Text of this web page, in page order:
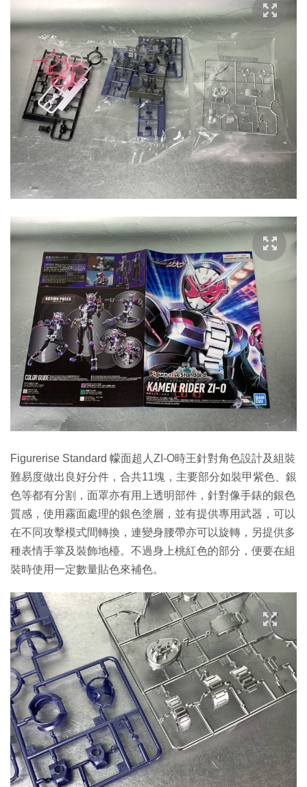
Figurerise Standard 幪面超人ZI-O時王針對角色設計及組裝
難易度做出良好分件，合共11塊，主要部分如裝甲紫色、銀
色等都有分割，面罩亦有用上透明部件，針對像手錶的銀色
質感，使用霧面處理的銀色塗層，並有提供專用武器，可以
在不同攻擊模式間轉換，連變身腰帶亦可以旋轉，另提供多
種表情手掌及裝飾地檯。不過身上桃紅色的部分，便要在組
裝時使用一定數量貼色來補色。